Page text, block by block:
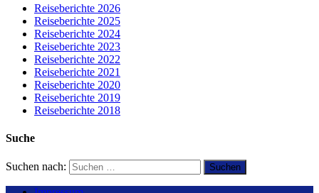
Reiseberichte 2026
Reiseberichte 2025
Reiseberichte 2024
Reiseberichte 2023
Reiseberichte 2022
Reiseberichte 2021
Reiseberichte 2020
Reiseberichte 2019
Reiseberichte 2018
Suche
Suchen nach: